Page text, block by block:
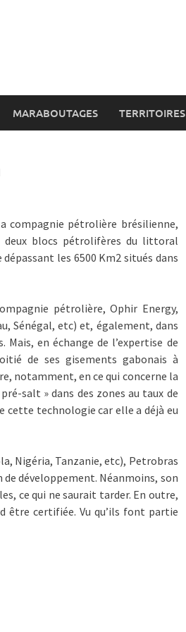
MARABOUTAGES TERRITOIRES
compagnie pétrolière brésilienne,
deux blocs pétrolifères du littoral
les 6500 Km2 situés dans
pétrolière, Ophir Energy,
Sénégal, etc) et, également, dans
Mais, en échange de l’expertise de
de ses gisements gabonais à
notamment, en ce qui concerne la
salt » dans des zones au taux de
technologie car elle a déjà eu
Nigéria, Tanzanie, etc), Petrobras
de développement. Néanmoins, son
ce qui ne saurait tarder. En outre,
être certifiée. Vu qu’ils font partie